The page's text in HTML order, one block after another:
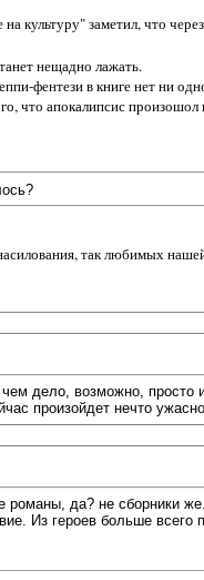
культуру" заметил, что
нещадно лажать.
фентези в книге нет ни
что апокалипсис
так любимых
дело, возможно, просто
произойдет нечто
да? не сборники
Из героев больше